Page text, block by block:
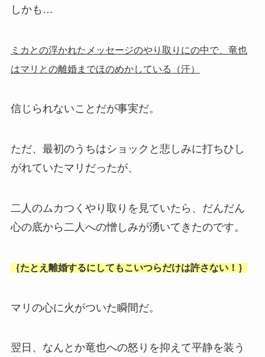
しかも…
ミカとの浮かれたメッセージのやり取りにの中で、竜也
はマリとの離婚までほのめかしている（汗）
信じられないことだが事実だ。
ただ、最初のうちはショックと悲しみに打ちひし
がれていたマリだったが、
二人のムカつくやり取りを見ていたら、だんだん
心の底から二人への憎しみが湧いてきたのです。
｛たとえ離婚するにしてもこいつらだけは許さない！｝
マリの心に火がついた瞬間だ。
翌日、なんとか竜也への怒りを抑えて平静を装う